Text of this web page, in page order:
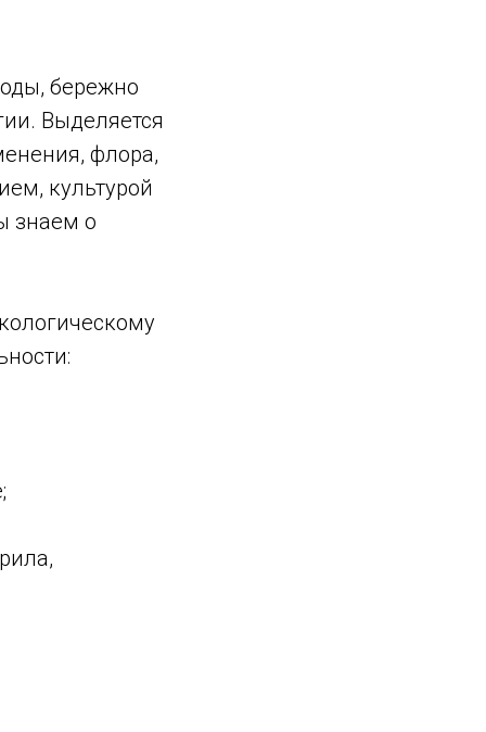
бережно
Выделяется
флора,
культурой
знаем о